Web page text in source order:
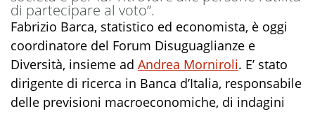
di partecipare al voto”.
Fabrizio Barca, statistico ed economista, è oggi
coordinatore del Forum Disuguaglianze e
Diversità, insieme ad Andrea Morniroli. E’ stato
dirigente di ricerca in Banca d’Italia, responsabile
delle previsioni macroeconomiche, di indagini